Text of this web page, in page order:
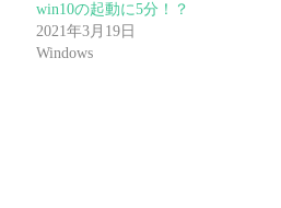
win10の起動に5分！？
2021年3月19日
Windows